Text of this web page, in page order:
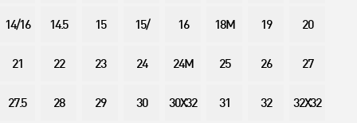
14/16 14.5 15 15/ 16 18M 19 20
21 22 23 24 24M 25 26 27
27.5 28 29 30 30X32 31 32 32X32